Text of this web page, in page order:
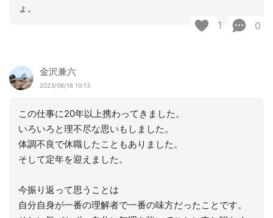
ょ。
1 0
金沢兼六
2023/06/16 10:13
この仕事に20年以上携わってきました。
いろいろと理不尽な思いもしました。
体調不良で休職したこともありました。
そして定年を迎えました。
今振り返って思うことは
自分自身が一番の理解者で一番の味方だったことです。